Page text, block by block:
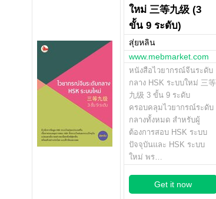
ใหม่ 三等九级 (3
ขั้น 9 ระดับ)
สุ่ยหลิน
www.mebmarket.com
หนังสือไวยากรณ์จีนระดับ
กลาง HSK ระบบใหม่ 三等
九级 3 ขั้น 9 ระดับ
ครอบคลุมไวยากรณ์ระดับ
กลางทั้งหมด สำหรับผู้
ต้องการสอบ HSK ระบบ
ปัจจุบันและ HSK ระบบ
ใหม่ พร…
Get it now